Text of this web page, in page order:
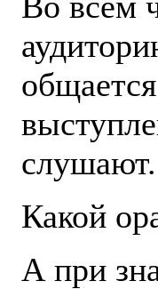
слушают.
Какой
А при